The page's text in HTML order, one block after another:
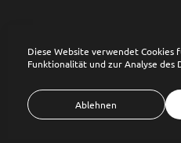
Diese Website verwendet Cookies
Funktionalität und zur Analyse des
Ablehnen